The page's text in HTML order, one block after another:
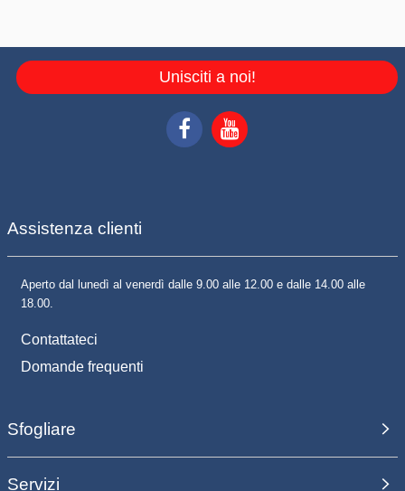
Unisciti a noi!
Assistenza clienti
Aperto dal lunedì al venerdì dalle 9.00 alle 12.00 e dalle 14.00 alle
18.00.
Contattateci
Domande frequenti
Sfogliare
Servizi